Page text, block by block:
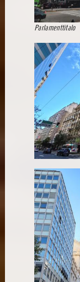
Parlamenttitalo